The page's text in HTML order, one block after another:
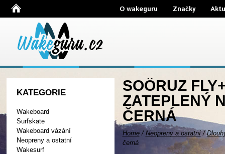
O wakeguru Značky
KATEGORIE
Wakeboard
Surfskate
Wakeboard vázání
Neopreny a ostatní
Wakesurf
SOÖRUZ
ZATEPLENÝ
ČERNÁ
Home/ Neopreny a ostatní/
černá